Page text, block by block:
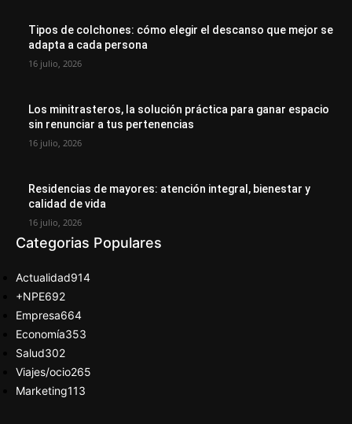
Tipos de colchones: cómo elegir el descanso que mejor se
adapta a cada persona
16 julio, 2026
Los minitrasteros, la solución práctica para ganar espacio
sin renunciar a tus pertenencias
16 julio, 2026
Residencias de mayores: atención integral, bienestar y
calidad de vida
16 julio, 2026
Categorias Populares
Actualidad914
+NPE692
Empresa664
Economía353
Salud302
Viajes/ocio265
Marketing113